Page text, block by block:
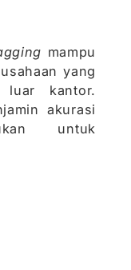
mampu
yang
kantor.
akurasi
untuk